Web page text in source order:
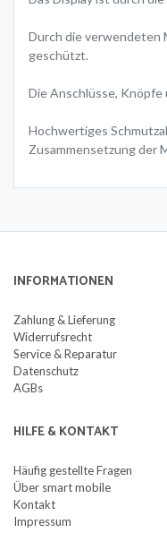
Durch die verwendeten
geschützt.
Die Anschlüsse, Knöpfe
Hochwertiges
Zusammensetzung der
INFORMATIONEN
Zahlung & Lieferung
Widerrufsrecht
Service & Reparatur
Datenschutz
AGBs
HILFE & KONTAKT
Häufig gestellte Fragen
Über smart mobile
Kontakt
Impressum